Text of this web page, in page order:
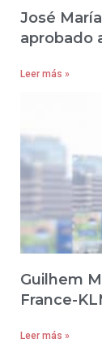
José
aprobado
Leer más »
Guilhem
France-
Leer más »